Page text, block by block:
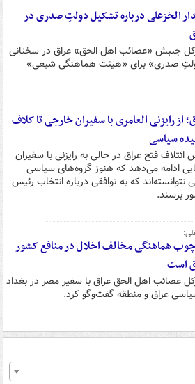
الخزعلی درباره تشکیل دولتِ صدری در
جنبش «عصائب اهل الحق» عراق در سخنانی
صدری» برای «هیئت هماهنگی شیعی»
از رایزنی العامری با سفیران خارجی تا کلاف
سیاسی
ائتلاف فتح عراق در حالی به رایزنی با سفیران
ادامه می‌دهد که هنوز گروه‌های سیاسی
نتوانسته‌اند که به توافقی درباره انتخاب رئیس
برسند.
هماهنگی مخالف اخلال در منافع کشور
است
عصائب اهل الحق عراق با سفیر مصر در بغداد
عراق و منطقه گفت‌وگو کرد.